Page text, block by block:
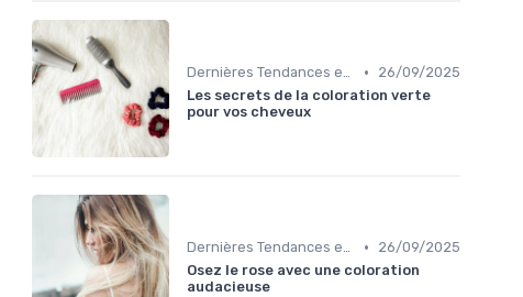
Dernières Tendances en Coloration •
26/09/2025
Les secrets de la coloration verte
pour vos cheveux
Dernières Tendances en Coloration •
26/09/2025
Osez le rose avec une coloration
audacieuse